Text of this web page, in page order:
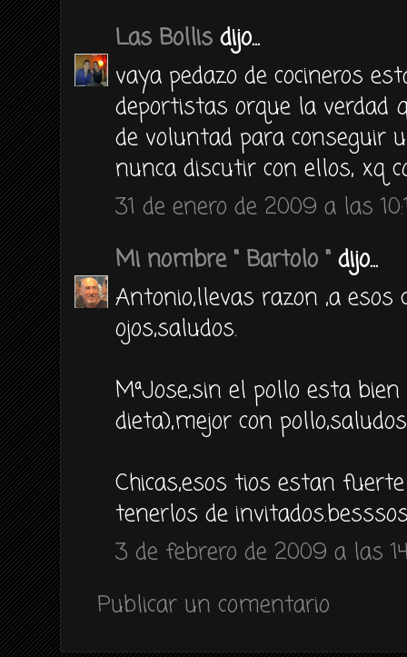
Las Bollis dijo...
vaya pedazo de cocineros
deportistas orque la verdad
de voluntad para conseguir
nunca discutir con ellos, xq
31 de enero de 2009 a las
Mi nombre " Bartolo " dijo...
Antonio,llevas razon ,a esos
ojos,saludos.
MªJose,sin el pollo esta
dieta),mejor con pollo,saludos
Chicas,esos tios estan
tenerlos de
3 de febrero de 2009 a las
Publicar un comentario